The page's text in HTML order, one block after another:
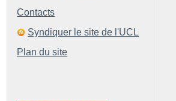
Contacts
Syndiquer le site de l'UCL
Plan du site